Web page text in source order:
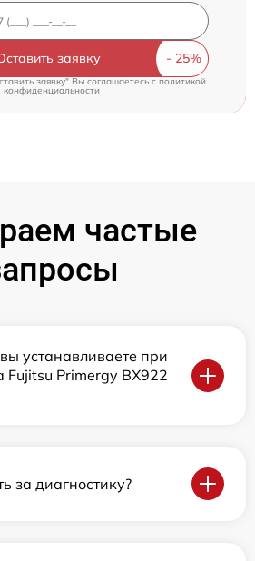
заявку
заявку" Вы соглашаетесь cполитикой
конфиденциальности
частые
устанавливаете при
Fujitsu Primergy BX922
за диагностику?